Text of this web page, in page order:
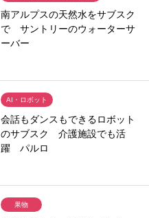
南アルプスの天然水をサブスク
で サントリーのウォーターサ
ーバー
AI・ロボット
会話もダンスもできるロボット
のサブスク 介護施設でも活
躍 パルロ
果物